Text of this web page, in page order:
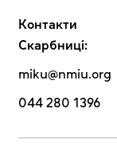
Контакти
Скарбниці:
miku@nmiu.org
044 280 1396